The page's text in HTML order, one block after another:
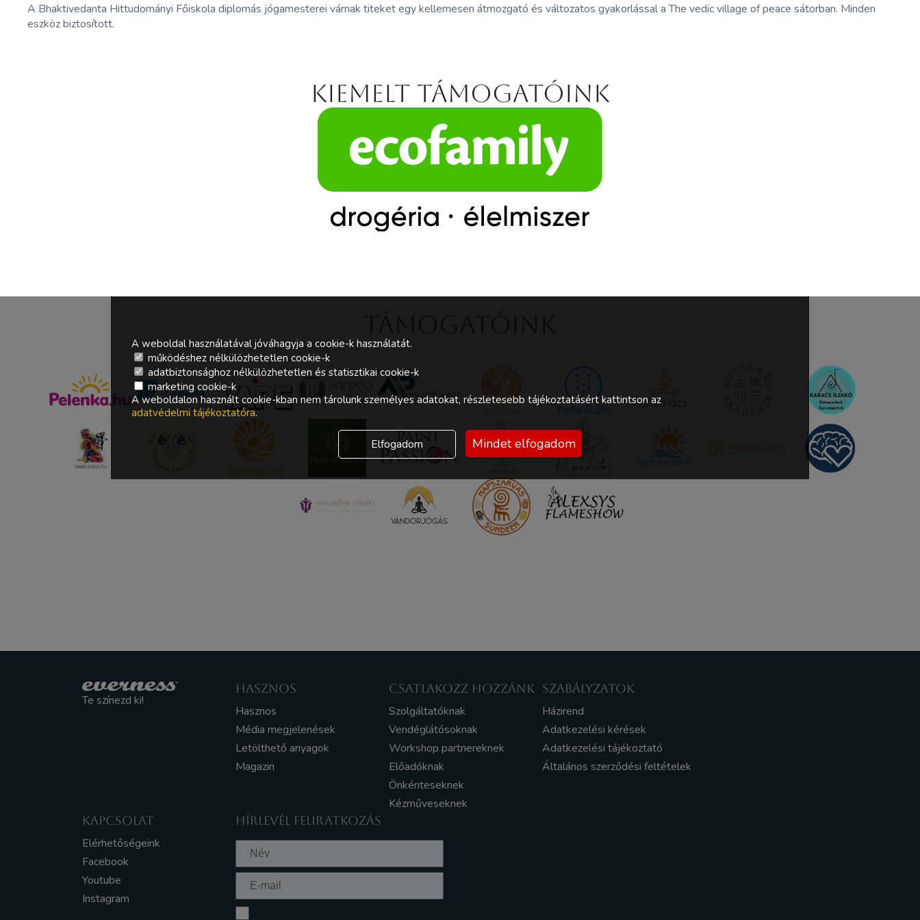
A Bhaktivedanta Hittudományi Főiskola diplomás jógamesterei várnak titeket egy kellemesen átmozgató és változatos gyakorlással a The vedic village of peace sátorban. Minden
eszköz biztosított.
Kiemelt támogatóink
Te színezd ki!
HASZNOS
Hasznos
Média megjelenések
Letölthető anyagok
Magazin
CSATLAKOZZ HOZZÁNK
Szolgáltatóknak
Vendéglátósoknak
Workshop partnereknek
Előadóknak
Önkénteseknek
Kézműveseknek
SZABÁLYZATOK
Házirend
Adatkezelési kérések
Adatkezelési tájékoztató
Általános szerződési feltételek
KAPCSOLAT
Elérhetőségeink
Facebook
Youtube
Instagram
HÍRLEVÉL FELIRATKOZÁS
A weboldal használatával jóváhagyja a cookie-k használatát.
működéshez nélkülözhetetlen cookie-k
adatbiztonsághoz nélkülözhetetlen és statisztikai cookie-k
marketing cookie-k
A weboldalon használt cookie-kban nem tárolunk személyes adatokat, részletesebb tájékoztatásért kattintson az
adatvédelmi tájékoztatóra.
Elfogadom Mindet elfogadom